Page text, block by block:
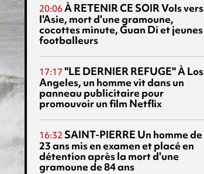
20:06À RETENIR CE SOIRVols vers
l'Asie, mort d'une gramoune,
cocottes minute, Guan Di et jeunes
footballeurs
17:17 "LE DERNIER REFUGE"À Los
Angeles, un homme vit dans un
panneau publicitaire pour
promouvoir un film Netflix
16:32 SAINT-PIERRE Un homme de
23 ans mis en examen et placé en
détention après la mort d'une
gramoune de 84 ans